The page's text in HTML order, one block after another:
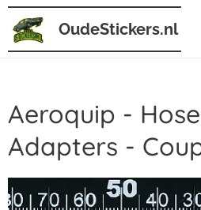
OudeStickers.nl
Aeroquip -
Adapters -